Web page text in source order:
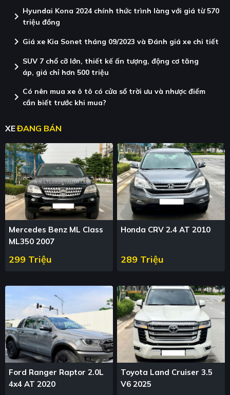
chevron_right Hyundai Kona 2024 chính thức trình làng với giá từ 570
triệu đồng
chevron_right Giá xe Kia Sonet tháng 09/2023 và Đánh giá xe chi tiết
chevron_right SUV 7 chổ cỡ lớn, thiết kế ấn tượng, động cơ tăng
áp, giá chỉ hơn 500 triệu
chevron_right Có nên mua xe ô tô có cửa sổ trời ưu và nhược điểm
cần biết trước khi mua?
XEĐANG BÁN
Mercedes Benz ML Class
ML350 2007
299 Triệu
Honda CRV 2.4 AT 2010
289 Triệu
Ford Ranger Raptor 2.0L
4x4 AT 2020
Toyota Land Cruiser 3.5
V6 2025